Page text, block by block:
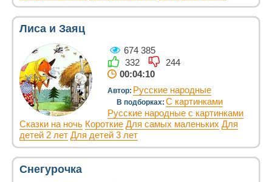
Лиса и Заяц
674 385
332
244
00:04:10
Автор: Русские народные
В подборках: С картинками
Русские народные с картинками
Сказки на ночь Короткие Для самых маленьких Для
детей 2 лет Для детей 3 лет
Снегурочка